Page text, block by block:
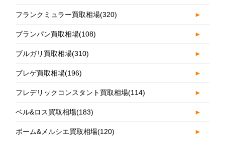
フランクミュラー買取相場(320) ►
ブランパン買取相場(108) ►
ブルガリ買取相場(310) ►
ブレゲ買取相場(196) ►
フレデリックコンスタント買取相場(114) ►
ベル&ロス買取相場(183) ►
ボーム&メルシエ買取相場(120) ►